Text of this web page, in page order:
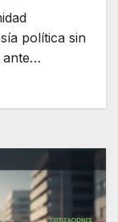
política sin
ante…